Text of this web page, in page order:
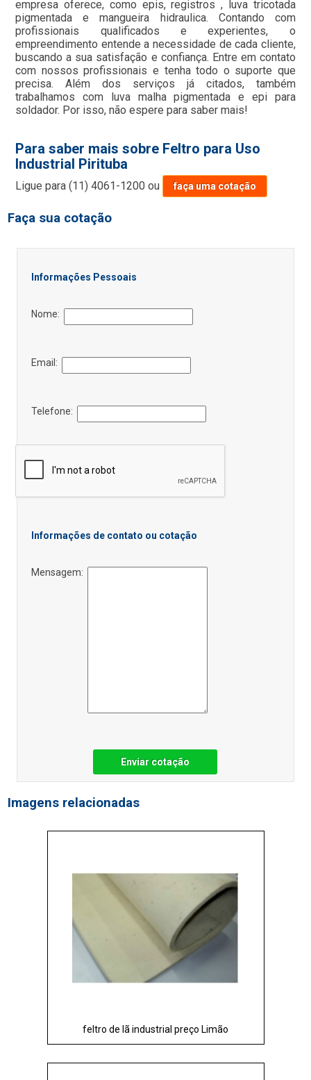
empresa oferece, como epis, registros , luva tricotada
pigmentada e mangueira hidraulica. Contando com
profissionais qualificados e experientes, o
empreendimento entende a necessidade de cada cliente,
buscando a sua satisfação e confiança. Entre em contato
com nossos profissionais e tenha todo o suporte que
precisa. Além dos serviços já citados, também
trabalhamos com luva malha pigmentada e epi para
soldador. Por isso, não espere para saber mais!
Para saber mais sobre Feltro para Uso
Industrial Pirituba
Ligue para(11) 4061-1200 ou faça uma cotação
Faça sua cotação
Informações Pessoais
Nome:
Email:
Telefone:
Informações de contato ou cotação
Mensagem:
Enviar cotação
Imagens relacionadas
feltro de lã industrial preço Limão